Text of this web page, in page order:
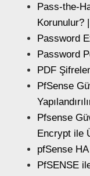
Pass-the-
Korunulur?
Password
Password
PDF
PfSense
Pfsense
Encrypt ile
pfSense HA
PfSENSE